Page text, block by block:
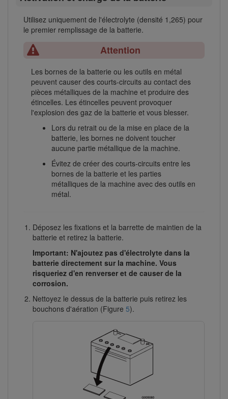
Utilisez uniquement de l'électrolyte (densité 1,265) pour
le premier remplissage de la batterie.
Attention
Les bornes de la batterie ou les outils en métal
peuvent causer des courts-circuits au contact des
pièces métalliques de la machine et produire des
étincelles. Les étincelles peuvent provoquer
l'explosion des gaz de la batterie et vous blesser.
Lors du retrait ou de la mise en place de la
batterie, les bornes ne doivent toucher
aucune partie métallique de la machine.
Évitez de créer des courts-circuits entre les
bornes de la batterie et les parties
métalliques de la machine avec des outils en
métal.
Déposez les fixations et la barrette de maintien de la
batterie et retirez la batterie.
Important: N'ajoutez pas d'électrolyte dans la
batterie directement sur la machine. Vous
risqueriez d'en renverser et de causer de la
corrosion.
Nettoyez le dessus de la batterie puis retirez les
bouchons d'aération (Figure 5).